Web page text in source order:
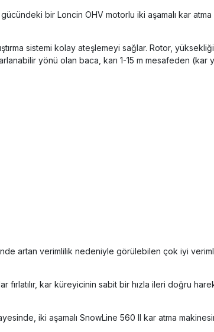
bir Loncin OHV motorlu iki aşamalı kar atma
sistemi kolay ateşlemeyi sağlar. Rotor,
yönü olan baca, karı 1-15 m mesafeden (kar
artan verimlilik nedeniyle görülebilen çok iyi
kar küreyicinin sabit bir hızla ileri doğru
iki aşamalı SnowLine 560 II kar atma